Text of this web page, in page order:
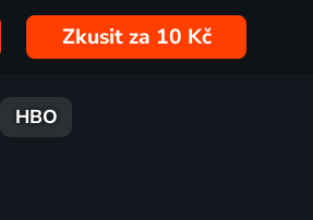
Zkusit za 10 Kč
HBO